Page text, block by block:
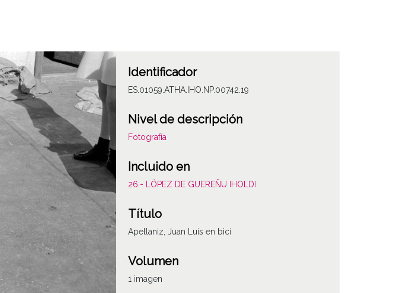
Identificador
ES.01059.ATHA.IHO.NP.00742.19
Nivel de descripción
Fotografía
Incluido en
26.- LÓPEZ DE GUEREÑU IHOLDI
Título
Apellaniz, Juan Luis en bici
Volumen
1 imagen